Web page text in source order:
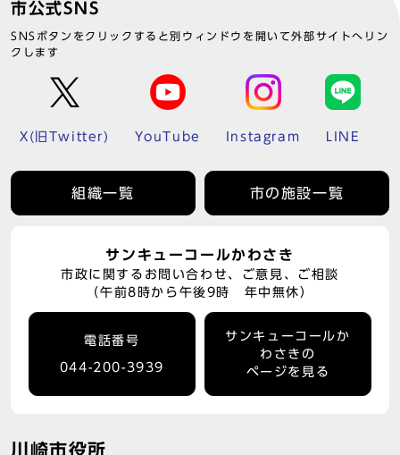
市公式SNS
SNSボタンをクリックすると別ウィンドウを開いて外部サイトへリン
クします
X(旧Twitter) YouTube Instagram LINE
組織一覧 市の施設一覧
サンキューコールかわさき
市政に関するお問い合わせ、ご意見、ご相談
（午前8時から午後9時 年中無休）
電話番号
044-200-3939
サンキューコールか
わさきの
ページを見る
川崎市役所